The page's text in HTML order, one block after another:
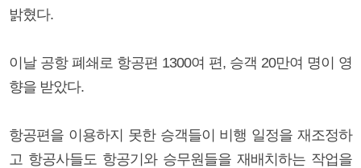
밝혔다.
이날 공항 폐쇄로 항공편 1300여 편, 승객 20만여 명이 영
향을 받았다.
항공편을 이용하지 못한 승객들이 비행 일정을 재조정하
고 항공사들도 항공기와 승무원들을 재배치하는 작업을